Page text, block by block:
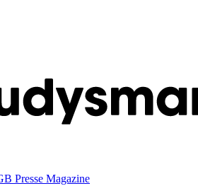
Presse Magazine